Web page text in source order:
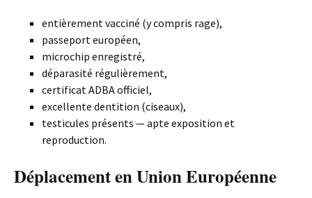
entièrement vacciné (y compris rage),
passeport européen,
microchip enregistré,
déparasité régulièrement,
certificat ADBA officiel,
excellente dentition (ciseaux),
testicules présents — apte exposition et
reproduction.
Déplacement en Union Européenne